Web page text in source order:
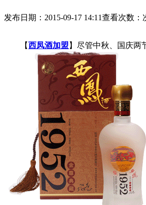
发布日期：2015-09-17 14:11查看次数：
【西凤酒加盟 】尽管中秋、国庆两